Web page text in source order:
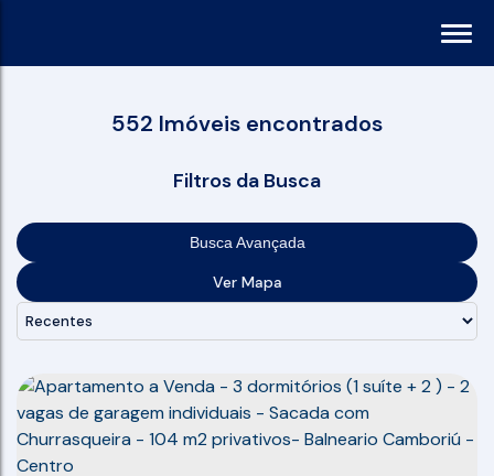
552 Imóveis encontrados
Busca Avançada
Ver Mapa